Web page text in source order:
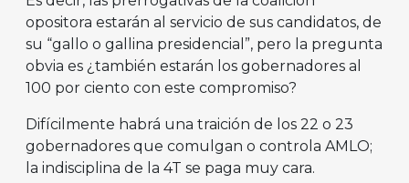
opositora estarán al servicio de sus candidatos, de
su “gallo o gallina presidencial”, pero la pregunta
obvia es ¿también estarán los gobernadores al
100 por ciento con este compromiso?
Difícilmente habrá una traición de los 22 o 23
gobernadores que comulgan o controla AMLO;
la indisciplina de la 4T se paga muy cara.